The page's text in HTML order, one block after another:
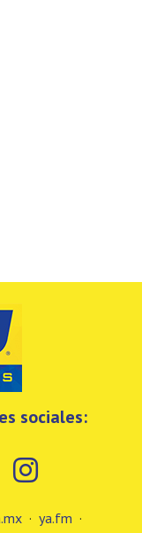
sociales:
· ya.fm ·